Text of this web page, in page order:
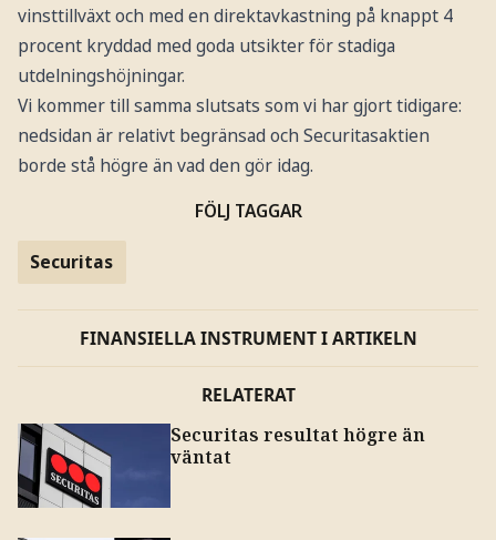
vinsttillväxt och med en direktavkastning på knappt 4
procent kryddad med goda utsikter för stadiga
utdelningshöjningar.
Vi kommer till samma slutsats som vi har gjort tidigare:
nedsidan är relativt begränsad och Securitasaktien
borde stå högre än vad den gör idag.
FÖLJ TAGGAR
Securitas
FINANSIELLA INSTRUMENT I ARTIKELN
RELATERAT
Securitas resultat högre än
väntat